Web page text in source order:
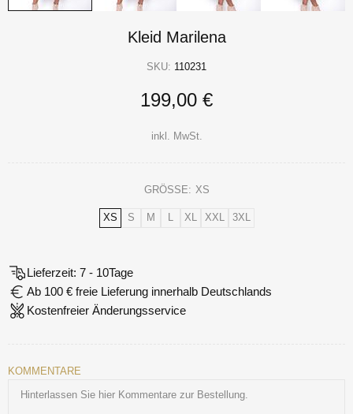
Kleid Marilena
SKU: 110231
199,00 €
inkl. MwSt.
GRÖSSE: XS
XS S M L XL XXL 3XL
Lieferzeit: 7 - 10Tage
Ab 100 € freie Lieferung innerhalb Deutschlands
Kostenfreier Änderungsservice
KOMMENTARE